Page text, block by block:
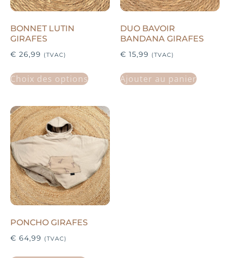
BONNET LUTIN
GIRAFES
€ 26,99 (TVAC)
Choix des options
DUO BAVOIR
BANDANA GIRAFES
€ 15,99 (TVAC)
Ajouter au panier
PONCHO GIRAFES
€ 64,99 (TVAC)